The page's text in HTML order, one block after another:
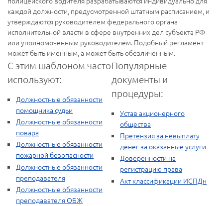
каждой должности, предусмотренной штатным расписанием, и
утверждаются руководителем федерального органа
исполнительной власти в сфере внутренних дел субъекта РФ
или уполномоченным руководителем. Подобный регламент
может быть именным, а может быть обезличенным.
С этим шаблоном часто
используют:
Должностные обязанности
помощника судьи
Должностные обязанности
повара
Должностные обязанности
пожарной безопасности
Должностные обязанности
преподавателя
Должностные обязанности
преподавателя ОБЖ
Популярные
документы и
процедуры:
Устав акционерного
общества
Претензия за невыплату
денег за оказанные услуги
Доверенности на
регистрацию права
Акт классификации ИСПДн